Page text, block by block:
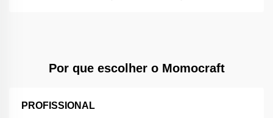
Por que escolher o Momocraft
PROFISSIONAL